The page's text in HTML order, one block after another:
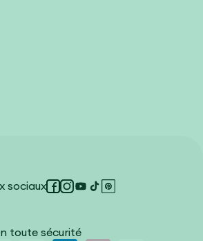
sociauxFacebook
Instagram
YouTube
TikTokPinterest
toute sécurité